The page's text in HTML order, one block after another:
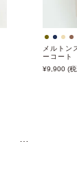
メルトン
ーコート
9,900
…